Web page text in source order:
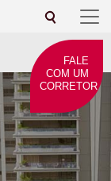
FALE
COM UM
CORRETOR